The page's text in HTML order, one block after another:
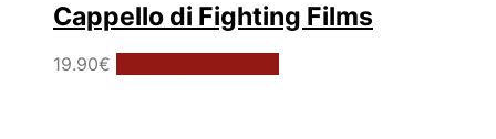
Cappello di Fighting Films
19.90€